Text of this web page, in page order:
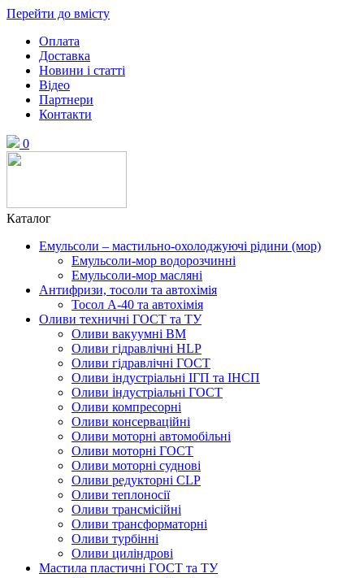
Перейти до вмісту
Оплата
Доставка
Новини і статті
Відео
Партнери
Контакти
0
Каталог
Емульсоли – мастильно-охолоджуючі рідини (мор)
Емульсоли-мор водорозчинні
Емульсоли-мор масляні
Антифризи, тосоли та автохімія
Тосол А-40 та автохімія
Оливи техничні ГОСТ та ТУ
Оливи вакуумні ВМ
Оливи гідравлічні HLP
Оливи гідравлічні ГОСТ
Оливи індустріальні ІГП та ІНСП
Оливи індустріальні ГОСТ
Оливи компресорні
Оливи консерваційні
Оливи моторні автомобільні
Оливи моторні ГОСТ
Оливи моторні суднові
Оливи редукторні CLP
Оливи теплоносії
Оливи трансмісійні
Оливи трансформаторні
Оливи турбінні
Оливи циліндрові
Мастила пластичні ГОСТ та ТУ